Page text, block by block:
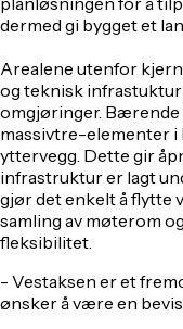
dermed gi bygget et
Arealene utenfor
og teknisk
omgjøringer.
massivtre-elementer i
yttervegg. Dette gir
infrastruktur er lagt
gjør det enkelt å flytte
samling av møterom
fleksibilitet.
- Vestaksen er et
ønsker å være en